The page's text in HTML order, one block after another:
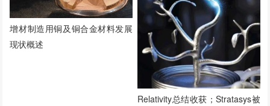
增材制造用铜及铜合金材料发展
现状概述
Relativity总结收获；Stratasys被